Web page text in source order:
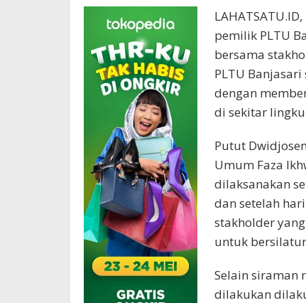
pemilik PLTU
bersama
PLTU
dengan
di sekitar
Putut
Umum Faza
dilaksanakan
dan setelah
stakholder
untuk
Selain siraman
dilakukan